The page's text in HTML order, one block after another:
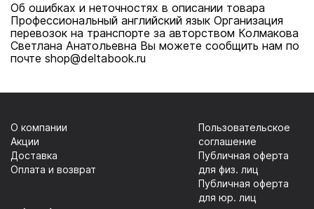
Об ошибках и неточностях в описании товара
Профессиональный английский язык Организация
перевозок на транспорте за авторством Колмакова
Светлана Анатольевна Вы можете сообщить нам по
почте shop@deltabook.ru
О компании
Акции
Доставка
Оплата и возврат
Пользовательское
соглашение
Публичная оферта
для физ. лиц
Публичная оферта
для юр. лиц